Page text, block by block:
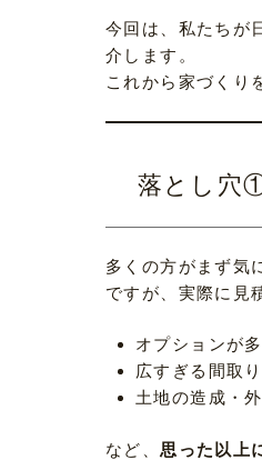
今回は、私たちが
介します。
これから家づくり
落とし穴
多くの方がまず気
ですが、実際に見
オプションが
広すぎる間取
土地の造成・
など、思った以上